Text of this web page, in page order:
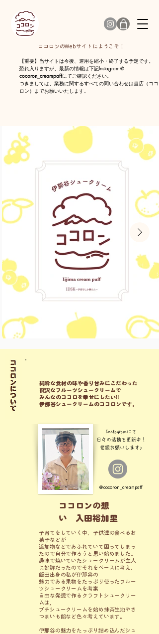
ココロンのWebサイトにようこそ！
【重要】当サイトは今後、運用を縮小・終了する予定です。
恐れ入りますが、最新の情報は下記Instagram＠
cocoron_creampaffにてご確認ください。
​つきましては、業務に関するすべての問い合わせは当店（ココ
ロン）までお願いいたします。
純粋な食材の味や香り甘みにこだわった
贅沢なフルーツシュークリームで
みんなのココロを幸せにしたい‼️
伊那谷シュークリームのココロンです。
＠cocoron_creampaff
Instagramにて
日々の活動を更新中！
登録お願いします♪
ココロンの想
い 入田裕加里
子育てをしていく中、子供達の食べるお
菓子などが
添加物などであふれていて困ってしまっ
たので自分で作ろうと思い始めました。
趣味で焼いていたシュークリームが主人
に好評だったのでそれをベースに考え、
飯田出身の私が伊那谷の
魅力である果物をたっぷり使ったフルー
ツシュークリームを考案
自由な発想で作るクラフトシュークリー
ムは,
プチシュークリームを始め抹茶生地やさ
つまいも餡など色々考えています。
伊那谷の魅力をたっぷり詰め込んだシュ